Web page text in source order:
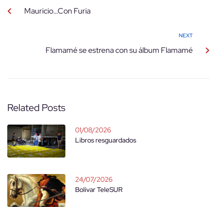
Mauricio…Con Furia
NEXT
Flamamé se estrena con su álbum Flamamé
Related Posts
01/08/2026
Libros resguardados
24/07/2026
Bolívar TeleSUR